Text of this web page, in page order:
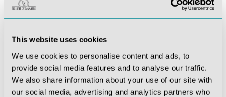
This website uses cookies
We use cookies to personalise content and ads, to
provide social media features and to analyse our traffic.
We also share information about your use of our site with
our social media, advertising and analytics partners who